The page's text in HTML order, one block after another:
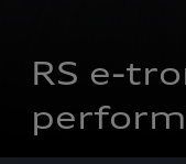
RS e-